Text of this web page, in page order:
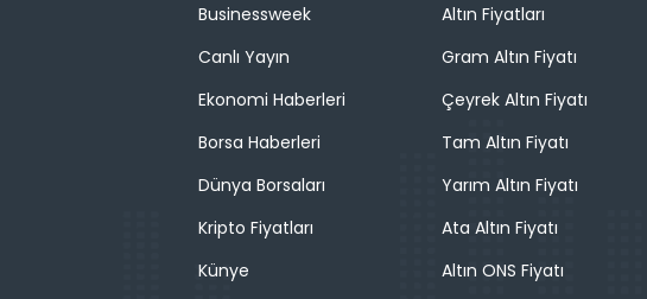
Businessweek
Canlı Yayın
Ekonomi Haberleri
Borsa Haberleri
Dünya Borsaları
Kripto Fiyatları
Künye
Altın Fiyatları
Gram Altın Fiyatı
Çeyrek Altın Fiyatı
Tam Altın Fiyatı
Yarım Altın Fiyatı
Ata Altın Fiyatı
Altın ONS Fiyatı